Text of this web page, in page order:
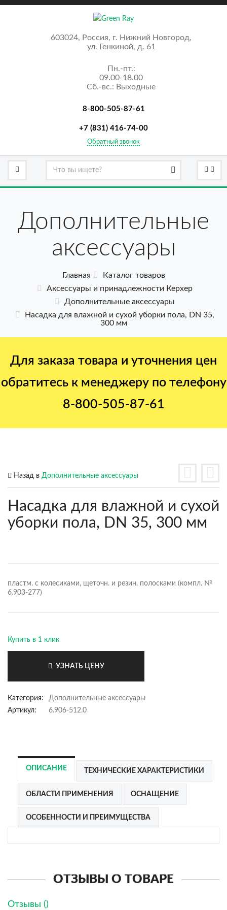
603024, Россия, г. Нижний Новгород,
ул. Генкиной, д. 61
Пн.-пт.:
09.00-18.00
Сб.-вс.: Выходные
8-800-505-87-61
+7 (831) 416-74-00
Обратный звонок
Дополнительные
аксессуары
Главная
Каталог товаров
Аксессуары и принадлежности Керхер
Дополнительные аксессуары
Насадка для влажной и сухой уборки пола, DN 35,
300 мм
Для заказа товара и уточнения цен
обратитесь к менеджеру по телефону
8-800-505-87-61
Назад в Дополнительные аксессуары
Насадка для влажной и сухой
уборки пола, DN 35, 300 мм
пластм. с колесиками, щеточн. и резин. полосками (компл. №
6.903-277)
Купить в 1 клик
УЗНАТЬ ЦЕНУ
Категория:
Дополнительные аксессуары
Артикул:
6.906-512.0
ОПИСАНИЕ ТЕХНИЧЕСКИЕ ХАРАКТЕРИСТИКИ
ОБЛАСТИ ПРИМЕНЕНИЯ ОСНАЩЕНИЕ
ОСОБЕННОСТИ И ПРЕИМУЩЕСТВА
ОТЗЫВЫ О ТОВАРЕ
Отзывы ()